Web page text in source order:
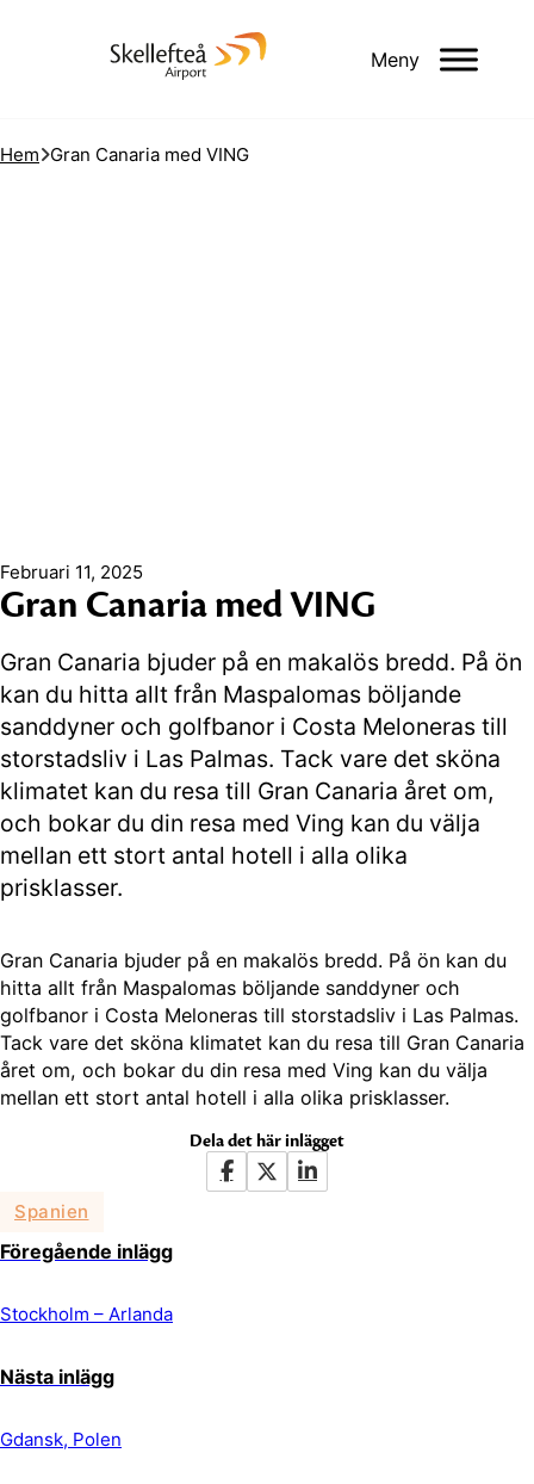
Meny
Hem Gran Canaria med VING
Februari 11, 2025
Gran Canaria med VING
Gran Canaria bjuder på en makalös bredd. På ön
kan du hitta allt från Maspalomas böljande
sanddyner och golfbanor i Costa Meloneras till
storstadsliv i Las Palmas. Tack vare det sköna
klimatet kan du resa till Gran Canaria året om,
och bokar du din resa med Ving kan du välja
mellan ett stort antal hotell i alla olika
prisklasser.
Gran Canaria bjuder på en makalös bredd. På ön kan du
hitta allt från Maspalomas böljande sanddyner och
golfbanor i Costa Meloneras till storstadsliv i Las Palmas.
Tack vare det sköna klimatet kan du resa till Gran Canaria
året om, och bokar du din resa med Ving kan du välja
mellan ett stort antal hotell i alla olika prisklasser.
Dela det här inlägget
Spanien
Föregående inlägg
Stockholm – Arlanda
Nästa inlägg
Gdansk, Polen